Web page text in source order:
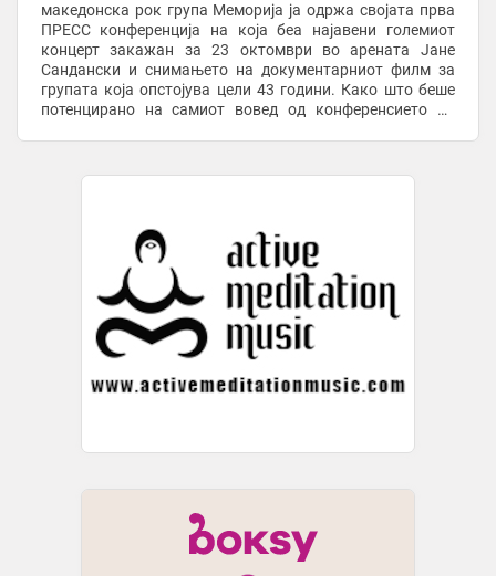
македонска рок група Меморија ја одржа својата прва
ПРЕСС конференција на која беа најавени големиот
концерт закажан за 23 октомври во арената Јане
Сандански и снимањето на документарниот филм за
групата која опстојува цели 43 години. Како што беше
потенцирано на самиот вовед од конференсието на